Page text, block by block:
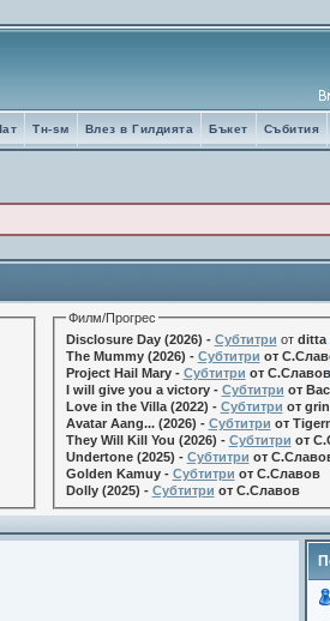
Събития
Бъкет
Влез в Гилдията
Tн-sм
Филм/Прогрес
Disclosure Day (2026) - Субтитри от ditta
The Mummy (2026) - Субтитри от
Project Hail Mary - Субтитри от С.Славов
I will give you a victory - Субтитри от
Love in the Villa (2022) - Субтитри от
Avatar Aang... (2026) - Субтитри от
They Will Kill You (2026) - Субтитри от
Undertone (2025) - Субтитри от
Golden Kamuy - Субтитри от С.Славов
Dolly (2025) - Субтитри от С.Славов